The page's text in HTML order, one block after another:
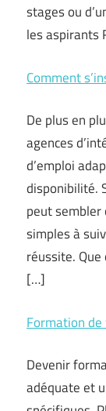
stages ou
les aspirants
Comment
De plus en
agences
d’emploi
disponibilité.
peut sembler
simples à
réussite.
[…]
Formation
Devenir
adéquate et